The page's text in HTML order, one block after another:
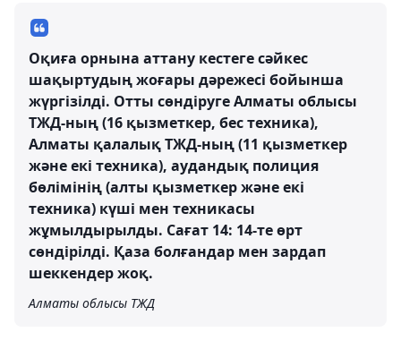
Оқиға орнына аттану кестеге сәйкес
шақыртудың жоғары дәрежесі бойынша
жүргізілді. Отты сөндіруге Алматы облысы
ТЖД-ның (16 қызметкер, бес техника),
Алматы қалалық ТЖД-ның (11 қызметкер
және екі техника), аудандық полиция
бөлімінің (алты қызметкер және екі
техника) күші мен техникасы
жұмылдырылды. Сағат 14: 14-те өрт
сөндірілді. Қаза болғандар мен зардап
шеккендер жоқ.
Алматы облысы ТЖД